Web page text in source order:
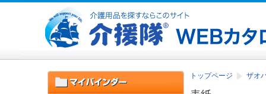
トップページ ザオ